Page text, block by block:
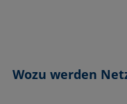
Oberflächenaktiv
Wozu werden